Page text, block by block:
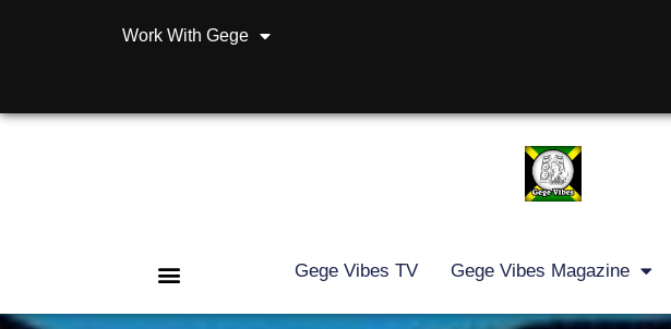
Work With Gege
Gege Vibes TV Gege Vibes Magazine